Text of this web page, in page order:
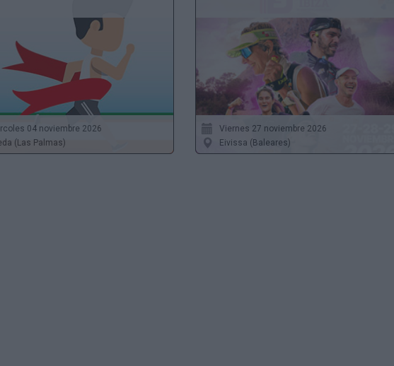
04 noviembre 2026
(Las Palmas)
Viernes 27 noviembre 2026
Eivissa (Baleares)